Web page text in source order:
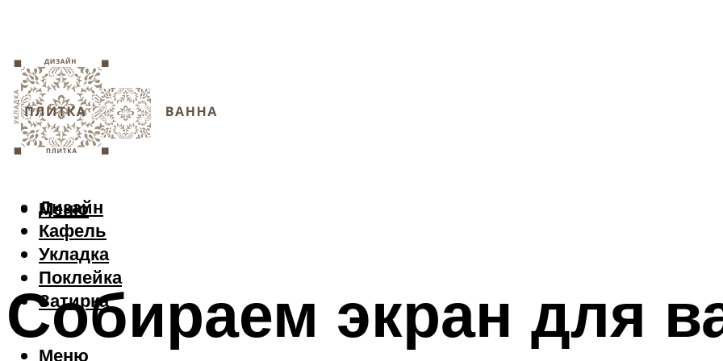
Дизайн
Кафель
Укладка
Поклейка
Затирка
Меню
Меню
Собираем экран для